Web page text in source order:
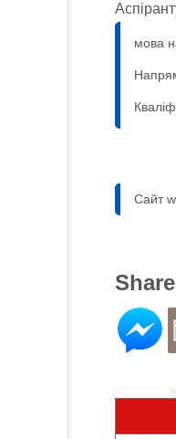
мова
Сайт
Share